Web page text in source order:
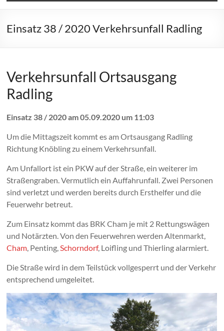
Einsatz 38 / 2020 Verkehrsunfall Radling
Verkehrsunfall Ortsausgang
Radling
Einsatz 38 / 2020 am 05.09.2020 um 11:03
Um die Mittagszeit kommt es am Ortsausgang Radling
Richtung Knöbling zu einem Verkehrsunfall.
Am Unfallort ist ein PKW auf der Straße, ein weiterer im
Straßengraben. Vermutlich ein Auffahrunfall. Zwei Personen
sind verletzt und werden bereits durch Ersthelfer und die
Feuerwehr betreut.
Zum Einsatz kommt das BRK Cham je mit 2 Rettungswägen
und Notärzten. Von den Feuerwehren werden Altenmarkt,
Cham, Penting,Schorndorf, Loifling und Thierling alarmiert.
Die Straße wird in dem Teilstück vollgesperrt und der Verkehr
entsprechend umgeleitet.